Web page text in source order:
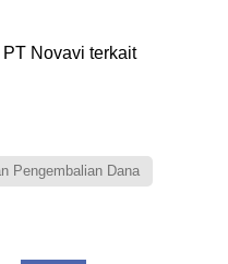
Novavi terkait
Pengembalian Dana